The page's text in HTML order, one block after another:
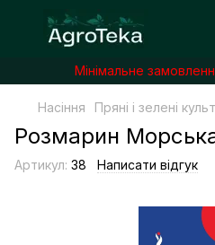
Мінімальне
Насіння Пряні і зелені
Розмарин
Артикул: 38 Написати відгук